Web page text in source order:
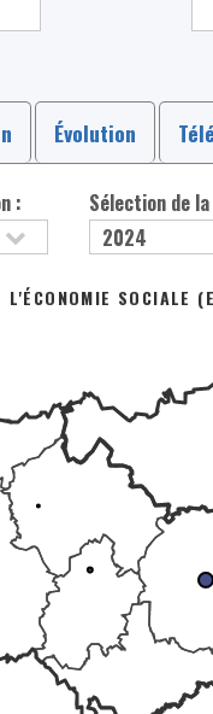
Évolution
: Sélection de
L'ÉCONOMIE